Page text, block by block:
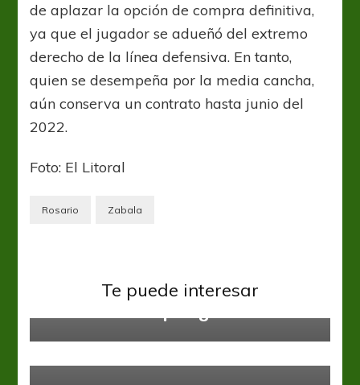
de aplazar la opción de compra definitiva,
ya que el jugador se adueñó del extremo
derecho de la línea defensiva. En tanto,
quien se desempeña por la media cancha,
aún conserva un contrato hasta junio del
2022.
Foto: El Litoral
Rosario Zabala
Te puede interesar
Atlético Tucumán Rosario Central